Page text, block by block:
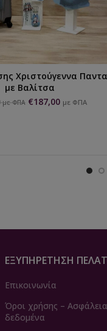
ΣΤΟ ΚΑΛΆΘΙ
Χριστούγεννα Παντα
με Βαλίτσα
με ΦΠΑ €187,00 με ΦΠΑ
ΕΞΥΠΗΡΈΤΗΣΗ
Επικοινωνία
Όροι χρήσης –
δεδομένα